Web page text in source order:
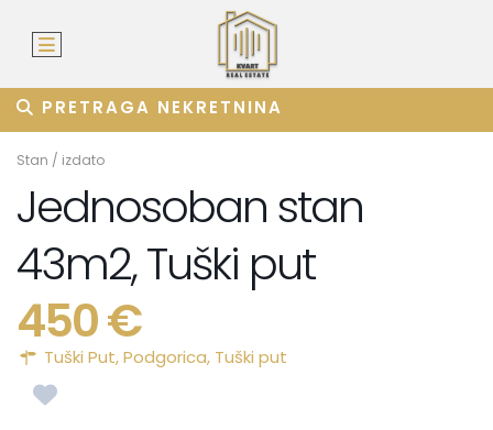
PRETRAGA NEKRETNINA
Stan / izdato
Jednosoban stan
43m2, Tuški put
450 €
Tuški Put,Podgorica, Tuški put